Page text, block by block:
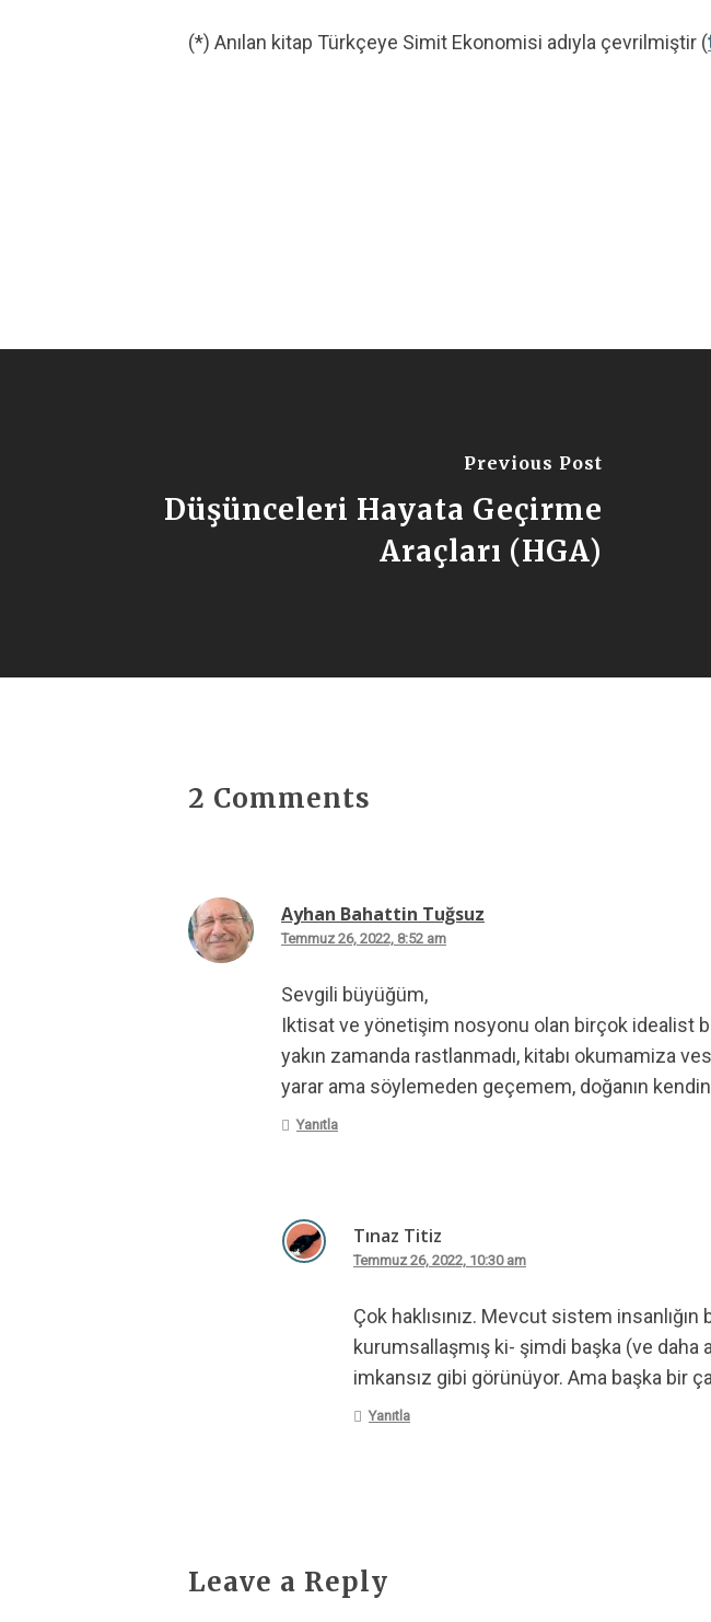
(*) Anılan kitap Türkçeye Simit Ekonomisi adıyla çevrilmiştir (
Previous Post
Düşünceleri Hayata Geçirme
Araçları (HGA)
2 Comments
Ayhan Bahattin Tuğsuz
Temmuz 26, 2022, 8:52 am
Sevgili büyüğüm,
Iktisat ve yönetişim nosyonu olan birçok idealist
yakın zamanda rastlanmadı, kitabı okumamiza
yarar ama söylemeden geçemem, doğanın
Yanıtla
Tınaz Titiz
Temmuz 26, 2022, 10:30 am
Çok haklısınız. Mevcut sistem
kurumsallaşmış ki- şimdi başka (ve daha
imkansız gibi görünüyor. Ama başka bir
Yanıtla
Leave a Reply